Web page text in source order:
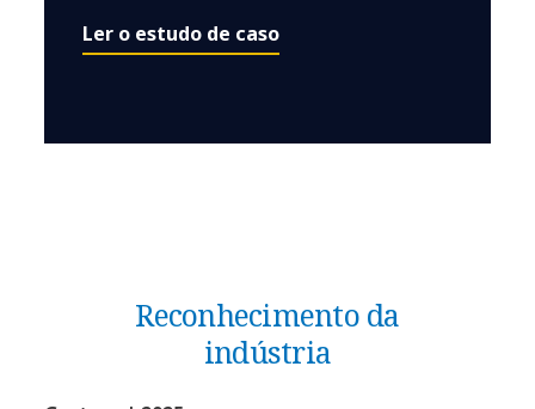
Ler o estudo de caso
Reconhecimento da
indústria